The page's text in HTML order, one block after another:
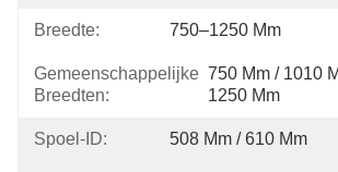
Breedte: 750–1250 Mm
Gemeenschappelijke
Breedten:
750 Mm / 1010
1250 Mm
Spoel-ID: 508 Mm / 610 Mm